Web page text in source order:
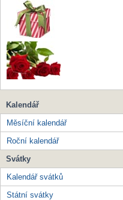
Kalendář
Měsíční kalendář
Roční kalendář
Svátky
Kalendář svátků
Státní svátky